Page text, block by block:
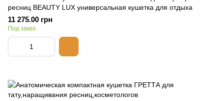
ресниц BEAUTY LUX универсальная кушетка для отдыха
11 275.00 грн
Под заказ